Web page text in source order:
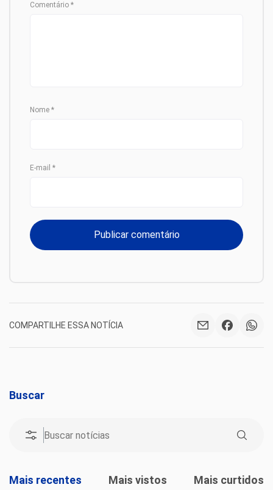
Comentário *
Nome *
E-mail *
COMPARTILHE ESSA NOTÍCIA
Buscar
Mais recentes Mais vistos Mais curtidos